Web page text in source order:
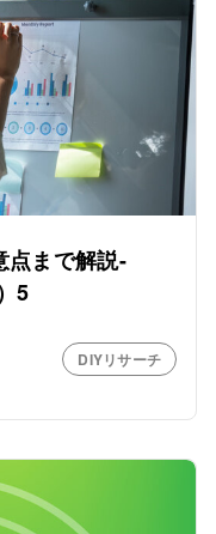
点まで解説-
5
DIYリサーチ